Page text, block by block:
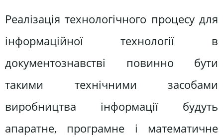
Реалізація технологічного процесу для
інформаційної технології в
документознавстві повинно бути
такими технічними засобами
виробництва інформації будуть
апаратне, програмне і математичне